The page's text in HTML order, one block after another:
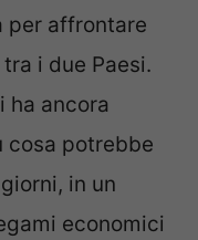
per affrontare
i due Paesi.
ha ancora
potrebbe
in un
economici